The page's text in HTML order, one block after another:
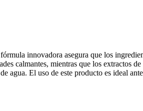
innovadora asegura que los
calmantes, mientras que los extractos
El uso de este producto es ideal